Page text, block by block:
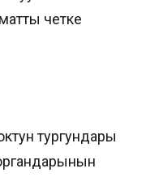
четке
тургундары